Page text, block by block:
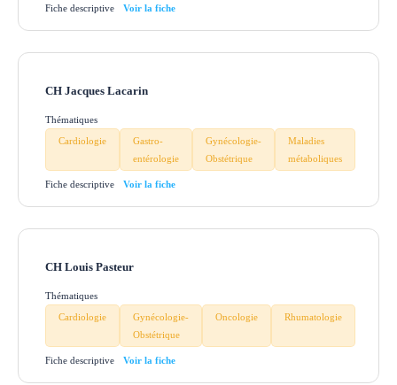
Fiche descriptive
CH Jacques Lacarin
Thématiques
Cardiologie
Gastro-
entérologie
Gynécologie-
Obstétrique
Maladies
métaboliques
Fiche descriptive
CH Louis Pasteur
Thématiques
Cardiologie
Gynécologie-
Obstétrique
Oncologie Rhumatologie
Fiche descriptive